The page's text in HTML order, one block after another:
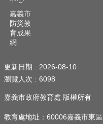
嘉義市
防災教
育成果
網
更新日期
2026-08-10
瀏覽人次
6098
嘉義市政府教育處 版權所有
教育處地址：60006嘉義市東